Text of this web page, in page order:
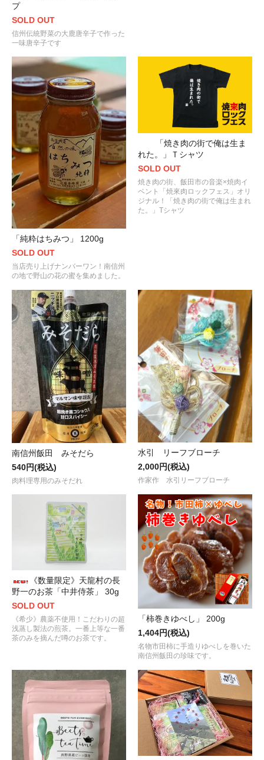
プ
SOLD OUT
信州伝統野菜の大鹿唐辛子で作った
一味唐辛子です
「純粋はちみつ」 1200g
SOLD OUT
当店売り上げナンバーワン！南信州
の地で野山の花の蜜を集めました。
「焼き肉の街で俺は生ま
れた。」Ｔシャツ
SOLD OUT
焼き肉の街、飯田市の音楽×焼肉イ
ベント「焼來肉ロックフェス」オリ
ジナル！「焼き肉の街で俺は生まれ
た。」Tシャツ
南信州飯田 みそだら
540円(税込)
肉料理専用のみそだれ
水引 リーフブローチ
2,000円(税込)
作家作 水引リーフブローチ
《数量限定》天龍村の長
野一のお茶「中井侍茶」 30g
SOLD OUT
《希少》農薬不使用！こだわりの超
浅蒸し製法の煎茶。一番上等な一番
茶のみを摘んだ噂のお茶です。
「柿巻きゆべし」 200g
1,404円(税込)
名物市田柿に手造りゆべしを巻いた
南信州飯田の珍味です。